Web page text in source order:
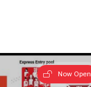
Now Open